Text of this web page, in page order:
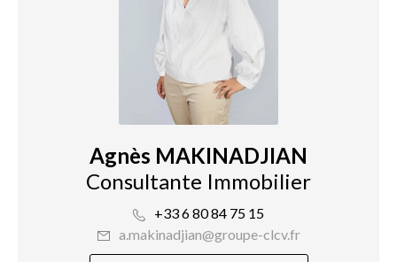
Agnès MAKINADJIAN
Consultante Immobilier
+33 6 80 84 75 15
a.makinadjian@groupe-clcv.fr